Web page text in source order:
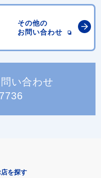
その他の
お問い合わせ
い合わせ
店を探す